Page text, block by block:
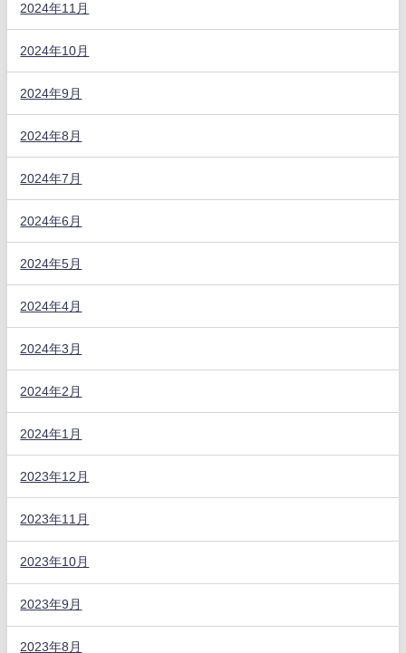
2024年11月
2024年10月
2024年9月
2024年8月
2024年7月
2024年6月
2024年5月
2024年4月
2024年3月
2024年2月
2024年1月
2023年12月
2023年11月
2023年10月
2023年9月
2023年8月